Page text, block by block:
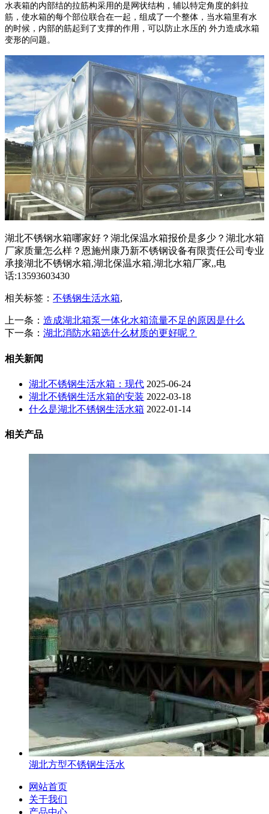
水表箱的内部结的拉筋构采用的是网状结构，辅以特定角度的斜拉
筋，使水箱的每个部位联合在一起，组成了一个整体，当水箱里有水
的时候，内部的筋起到了支撑的作用，可以防止水压的 外力造成水箱
变形的问题。
湖北不锈钢水箱哪家好？湖北保温水箱报价是多少？湖北水箱
厂家质量怎么样？恩施州康乃新不锈钢设备有限责任公司专业
承接湖北不锈钢水箱,湖北保温水箱,湖北水箱厂家,,电
话:13593603430
相关标签： 不锈钢生活水箱,
上一条： 造成湖北箱泵一体化水箱流量不足的原因是什么
下一条： 湖北消防水箱选什么材质的更好呢？
相关新闻
湖北不锈钢生活水箱：现代 2025-06-24
湖北不锈钢生活水箱的安装 2022-03-18
什么是湖北不锈钢生活水箱 2022-01-14
相关产品
湖北方型不锈钢生活水
网站首页
关于我们